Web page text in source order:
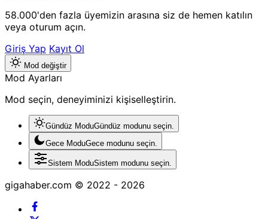
58.000'den fazla üyemizin arasına siz de hemen katılın
veya oturum açın.
Giriş Yap Kayıt Ol
Mod değiştir
Mod Ayarları
Mod seçin, deneyiminizi kişiselleştirin.
Gündüz ModuGündüz modunu seçin.
Gece ModuGece modunu seçin.
Sistem ModuSistem modunu seçin.
gigahaber.com © 2022 - 2026